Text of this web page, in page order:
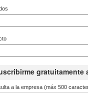
gratuitamente
a la empresa (máx 500